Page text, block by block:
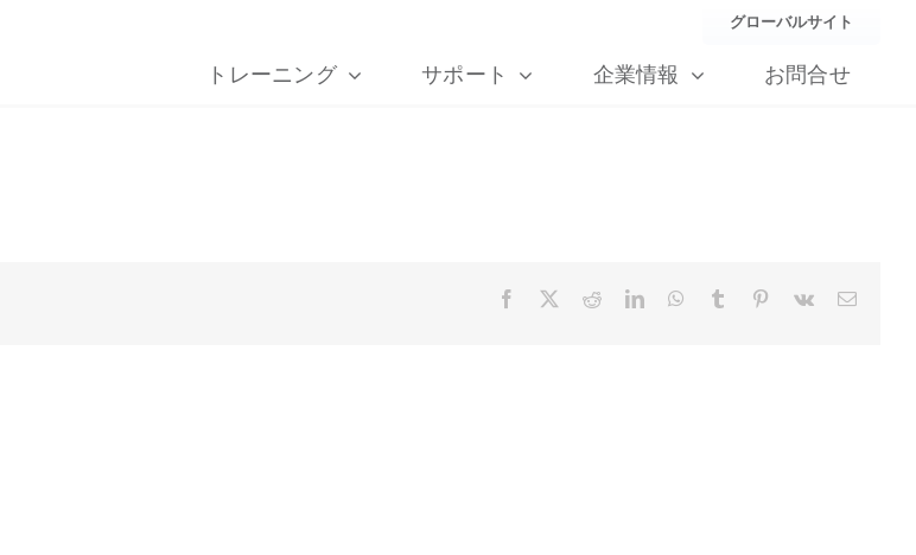
グローバルサイト
トレーニング サポート 企業情報 お問合せ
Facebook RedditLinkedInWhatsApp
Tumblr Pinterest
Vk Email